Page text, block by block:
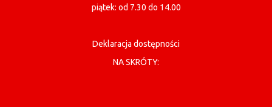
piątek: od 7.30 do 14.00
Deklaracja dostępności
NA SKRÓTY: